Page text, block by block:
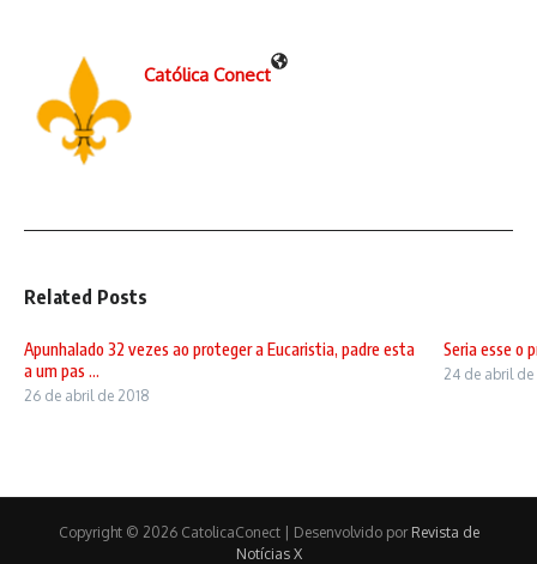
Católica Conect
Related Posts
Apunhalado 32 vezes ao proteger a Eucaristia, padre esta
a um pas ...
26 de abril de 2018
Seria esse o
24 de abril de
Copyright © 2026 CatolicaConect | Desenvolvido por Revista de
Notícias X